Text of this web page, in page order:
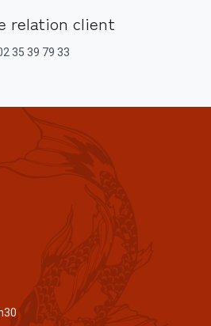
relation client
35 39 79 33